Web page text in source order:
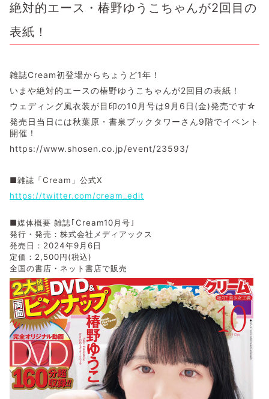
絶対的エース・椿野ゆうこちゃんが2回目の
表紙！
雑誌Cream初登場からちょうど1年！
いまや絶対的エースの椿野ゆうこちゃんが2回目の表紙！
ウェディング風衣装が目印の10月号は9月6日(金)発売です☆
発売日当日には秋葉原・書泉ブックタワーさん9階でイベント
開催！
https://www.shosen.co.jp/event/23593/
■雑誌「Cream」公式X
https://twitter.com/cream_edit
■媒体概要 雑誌｢Cream10月号｣
発行・発売：株式会社メディアックス
発売日：2024年9月6日
定価：2,500円(税込)
全国の書店・ネット書店で販売